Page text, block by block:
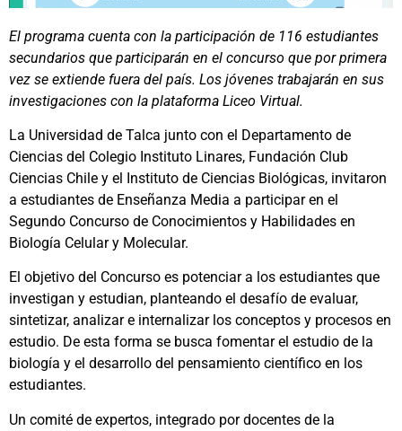
El programa cuenta con la participación de 116 estudiantes
secundarios que participarán en el concurso que por primera
vez se extiende fuera del país. Los jóvenes trabajarán en sus
investigaciones con la plataforma Liceo Virtual.
La Universidad de Talca junto con el Departamento de
Ciencias del Colegio Instituto Linares, Fundación Club
Ciencias Chile y el Instituto de Ciencias Biológicas, invitaron
a estudiantes de Enseñanza Media a participar en el
Segundo Concurso de Conocimientos y Habilidades en
Biología Celular y Molecular.
El objetivo del Concurso es potenciar a los estudiantes que
investigan y estudian, planteando el desafío de evaluar,
sintetizar, analizar e internalizar los conceptos y procesos en
estudio. De esta forma se busca fomentar el estudio de la
biología y el desarrollo del pensamiento científico en los
estudiantes.
Un comité de expertos, integrado por docentes de la